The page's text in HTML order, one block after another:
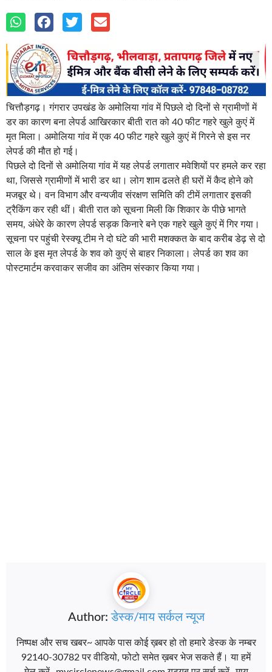
चित्तौड़गढ़। गंगरार उपखंड के अमोलिया गांव में पिछले दो दिनों से ग्रामीणों में
डर का कारण बना लेपर्ड आखिरकार बीती रात को 40 फीट गहरे खुले कुएं में
मृत मिला। अमोलिया गांव में एक 40 फीट गहरे खुले कुएं में गिरने से इस नर
लेपर्ड की मौत हो गई।
पिछले दो दिनों से अमोलिया गांव में यह लेपर्ड लगातार मवेशियों पर हमले कर रहा
था, जिससे ग्रामीणों में भारी डर था। लोग शाम ढलते ही घरों में कैद होने को
मजबूर थे। वन विभाग और वन्यजीव संरक्षण समिति की टीमें लगातार इसकी
ट्रैकिंग कर रही थीं। बीती रात को सूचना मिली कि शिकार के पीछे भागते
समय, अंधेरे के कारण लेपर्ड सड़क किनारे बने एक गहरे खुले कुएं में गिर गया।
सूचना पर पहुंची रेस्क्यू टीम ने दो घंटे की भारी मशक्कत के बाद करीब डेढ़ से दो
साल के इस मृत लेपर्ड के शव को कुएं से बाहर निकाला। लेपर्ड का शव का
पोस्टमार्टम करवाकर सजीव का अंतिम संस्कार किया गया।
Author:डेस्क/माय सर्कल न्यूज
निष्पक्ष और सच खबर~ आपके पास कोई ख़बर हो तो हमारे डेस्क के नम्बर
92140-30782 पर वीडियो, फोटो समेत ख़बर भेज सकते हैं। या हमें